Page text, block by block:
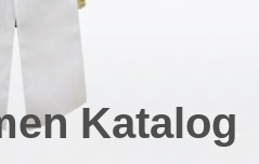
Katalog